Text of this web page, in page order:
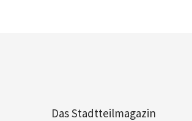
Das Stadtteilmagazin